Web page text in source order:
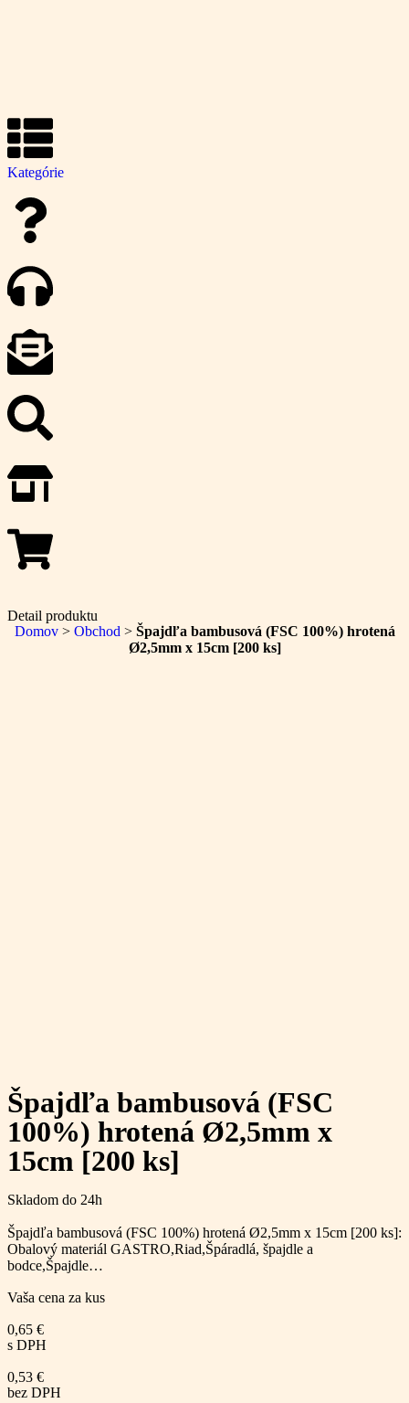
Kategórie
Detail produktu
Domov> Obchod > Špajdľa bambusová (FSC 100%) hrotená
Ø2,5mm x 15cm [200 ks]
Špajdľa bambusová (FSC
100%) hrotená Ø2,5mm x
15cm [200 ks]
Skladom do 24h
Špajdľa bambusová (FSC 100%) hrotená Ø2,5mm x 15cm [200 ks]:
Obalový materiál GASTRO,Riad,Špáradlá, špajdle a
bodce,Špajdle…
Vaša cena za kus
0,65 €
s DPH
0,53 €
bez DPH